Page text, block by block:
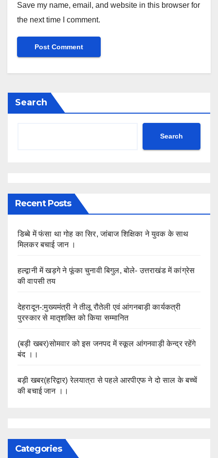
Save my name, email, and website in this browser for
the next time I comment.
Search
Search
Recent Posts
डिब्बे में फंसा था गोह का सिर, जांबाज शिक्षिका ने युवक के साथ
मिलकर बचाई जान ।
हल्द्वानी में खड़गे ने फूंका चुनावी बिगुल, बोले- उत्तराखंड में कांग्रेस
की वापसी तय
देहरादून-:मुख्यमंत्री ने तीलू रौतेली एवं आंगनबाड़ी कार्यकत्री
पुरस्कार से मातृशक्ति को किया सम्मानित
(बड़ी खबर)सोमवार को इस जनपद में स्कूल आंगनवाड़ी केन्द्र रहेंगे
बंद ।।
बड़ी खबर(हरिद्वार) रेलयात्रा से पहले आरपीएफ ने दो साल के बच्चें
की बचाई जान ।।
Categories